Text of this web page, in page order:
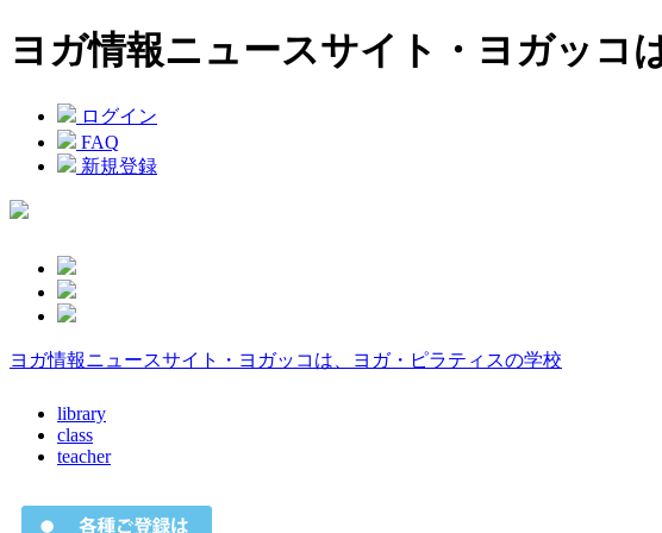
ヨガ情報ニュースサイト・ヨガッコ
ログイン
FAQ
新規登録
ヨガ情報ニュースサイト・ヨガッコは、ヨガ・ピラティスの学校
library
class
teacher